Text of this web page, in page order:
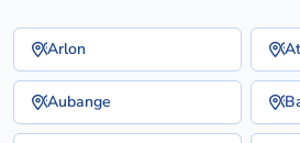
Arlon
Aubange